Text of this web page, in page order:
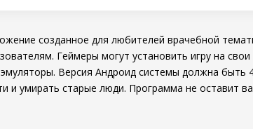
созданное для любителей врачебной
Геймеры могут установить игру на
Версия Андроид системы должна быть
и умирать старые люди. Программа не оставит